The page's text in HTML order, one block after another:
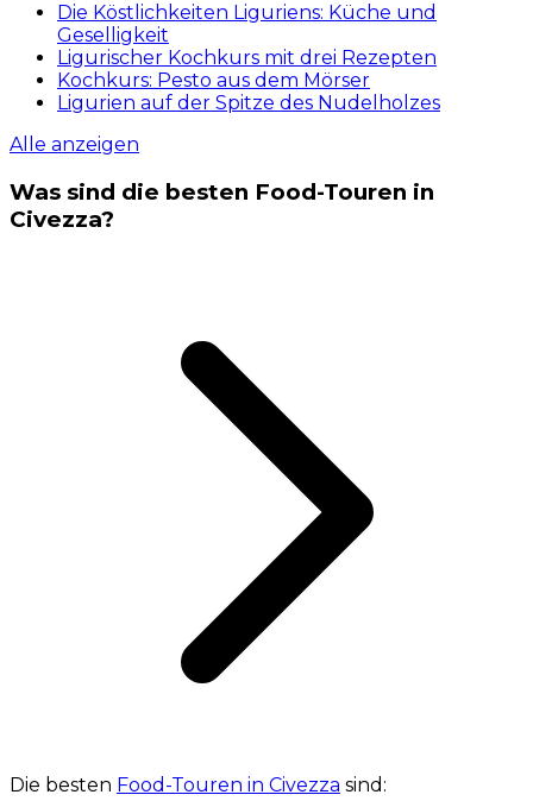
Die Köstlichkeiten Liguriens: Küche und
Geselligkeit
Ligurischer Kochkurs mit drei Rezepten
Kochkurs: Pesto aus dem Mörser
Ligurien auf der Spitze des Nudelholzes
Alle anzeigen
Was sind die besten Food-Touren in
Civezza?
Die besten Food-Touren in Civezza sind: